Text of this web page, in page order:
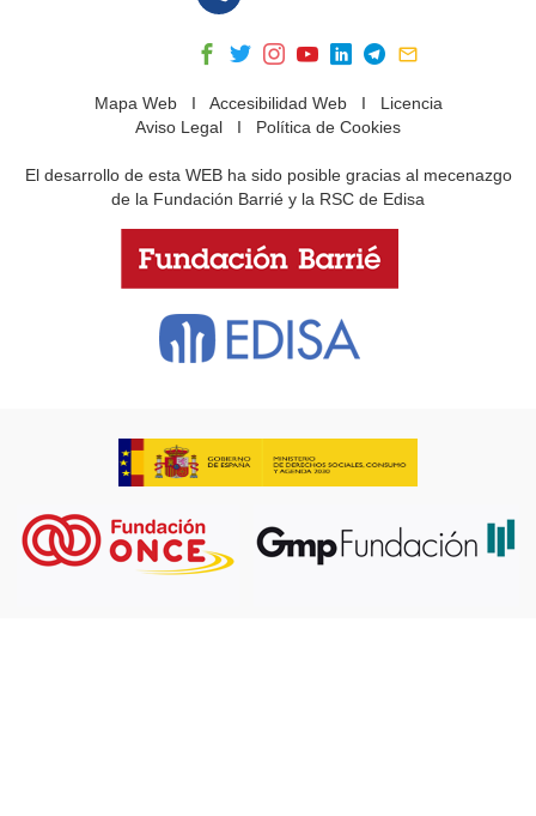
Mapa WebI Accesibilidad WebI Licencia
Aviso Legal I Política de Cookies
El desarrollo de esta WEB ha sido posible gracias al mecenazgo
de la Fundación Barrié y la RSC de Edisa